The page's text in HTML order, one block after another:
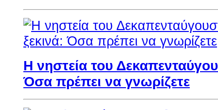
Η νηστεία του
Όσα πρέπει να γνωρίζετε